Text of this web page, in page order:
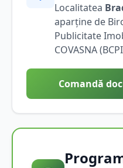
Localitatea
aparține de
Publicitate
COVASNA(BCPI
Comandă